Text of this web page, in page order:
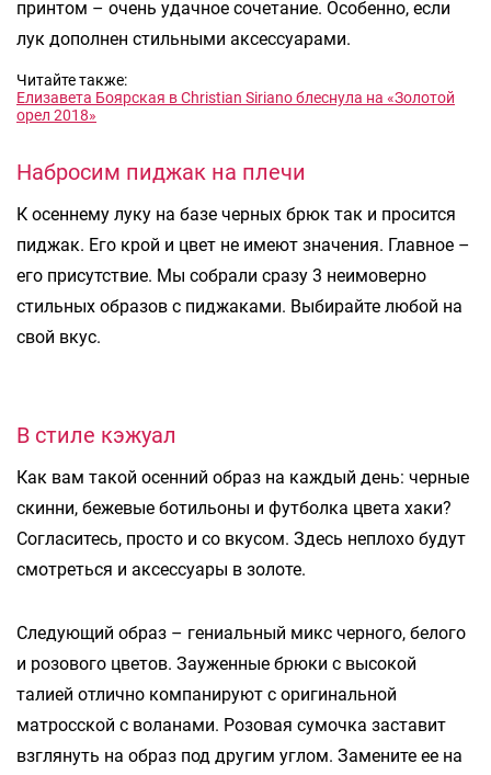
принтом – очень удачное сочетание. Особенно, если
лук дополнен стильными аксессуарами.
Читайте также:
Елизавета Боярская в Christian Siriano блеснула на «Золотой
орел 2018»
Набросим пиджак на плечи
К осеннему луку на базе черных брюк так и просится
пиджак. Его крой и цвет не имеют значения. Главное –
его присутствие. Мы собрали сразу 3 неимоверно
стильных образов с пиджаками. Выбирайте любой на
свой вкус.
В стиле кэжуал
Как вам такой осенний образ на каждый день: черные
скинни, бежевые ботильоны и футболка цвета хаки?
Согласитесь, просто и со вкусом. Здесь неплохо будут
смотреться и аксессуары в золоте.
Следующий образ – гениальный микс черного, белого
и розового цветов. Зауженные брюки с высокой
талией отлично компанируют с оригинальной
матросской с воланами. Розовая сумочка заставит
взглянуть на образ под другим углом. Замените ее на